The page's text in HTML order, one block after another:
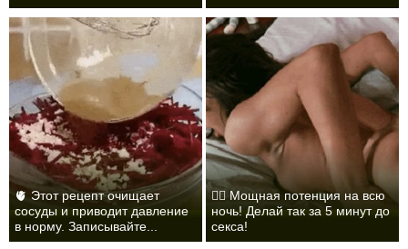
🫀 Этот рецепт очищает
сосуды и приводит давление
в норму. Записывайте...
❤️‍🔥 Мощная потенция на всю
ночь! Делай так за 5 минут до
секса!